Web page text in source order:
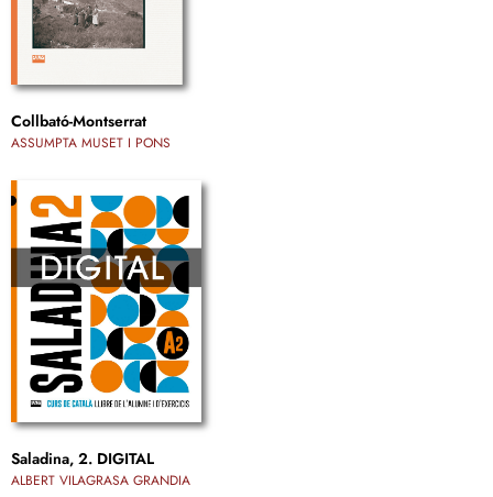
Collbató-Montserrat
ASSUMPTA MUSET I PONS
Saladina, 2. DIGITAL
ALBERT VILAGRASA GRANDIA